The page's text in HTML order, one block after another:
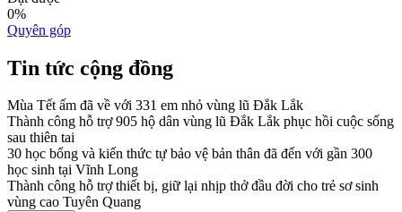
0%
Quyên góp
Tin tức cộng đồng
Mùa Tết ấm đã về với 331 em nhỏ vùng lũ Đắk Lắk
Thành công hỗ trợ 905 hộ dân vùng lũ Đắk Lắk phục hồi cuộc sống
sau thiên tai
30 học bổng và kiến thức tự bảo vệ bản thân đã đến với gần 300
học sinh tại Vĩnh Long
Thành công hỗ trợ thiết bị, giữ lại nhịp thở đầu đời cho trẻ sơ sinh
vùng cao Tuyên Quang